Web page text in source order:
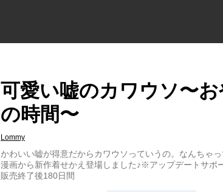
可愛い嘘のカワウソ〜お
の時間〜
Lommy
かわいい嘘が得意だからカワウソっていうの。なんちゃ
漫画から新作着せかえ登場しました♪※アップデートサポ
販売終了後180日間